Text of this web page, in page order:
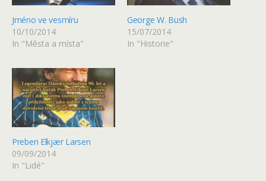
Jméno ve vesmíru
10/10/2014
In "Města a místa"
George W. Bush
15/07/2014
In "Historie"
Preben Elkjær Larsen
09/09/2014
In "Lidé"